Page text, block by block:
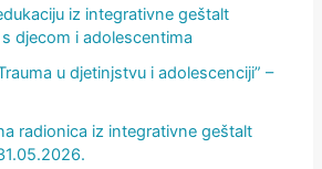
iz integrativne geštalt
djecom i adolescentima
u djetinjstvu i adolescenciji” –
radionica iz integrativne geštalt